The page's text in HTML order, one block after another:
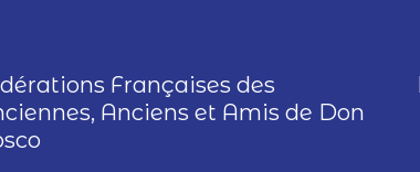
Françaises des
Anciens et Amis de Don